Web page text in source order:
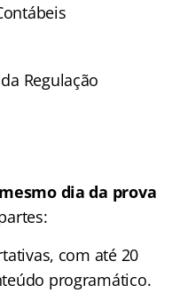
Regulação
dia da prova
com até 20
programático.